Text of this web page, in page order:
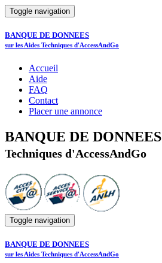
Toggle navigation
BANQUE DE DONNEES
sur les Aides Techniques d'AccessAndGo
Accueil
Aide
FAQ
Contact
Placer une annonce
BANQUE DE DONNEES
Techniques d'AccessAndGo
Toggle navigation
BANQUE DE DONNEES
sur les Aides Techniques d'AccessAndGo